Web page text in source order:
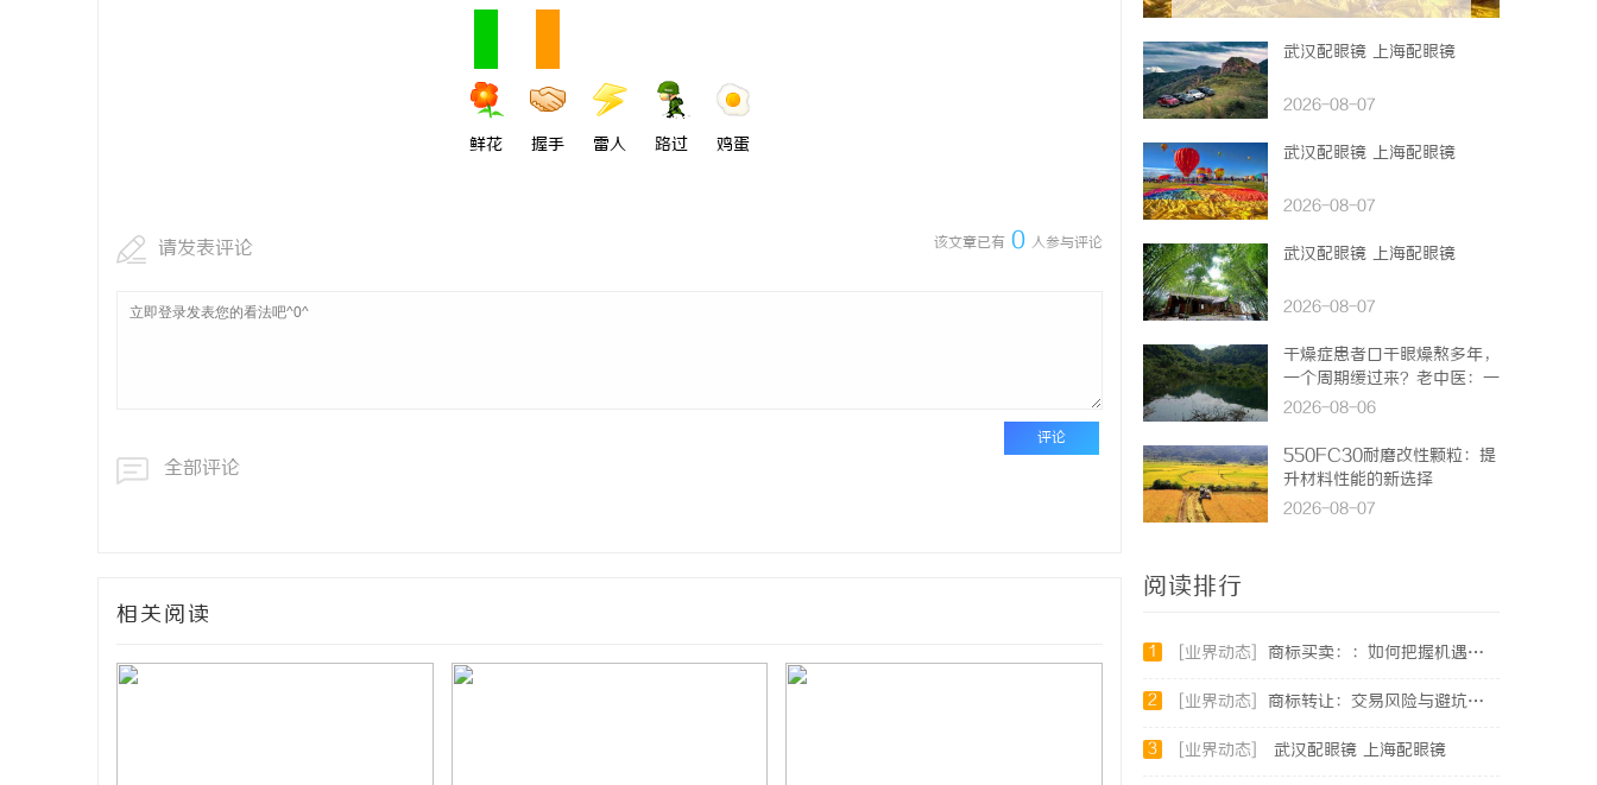
鲜花 握手 雷人 路过 鸡蛋
该文章已有 0 人参与评论
请发表评论
评论
全部评论
相关阅读
享受的独特空间
武汉配眼镜 上海配眼镜
2026-08-07
武汉配眼镜 上海配眼镜
2026-08-07
武汉配眼镜 上海配眼镜
2026-08-07
干燥症患者口干眼燥熬多年，
一个周期缓过来？老中医：一
张辨证方对症，身体找回津液
2026-08-06
550FC30耐磨改性颗粒：提
升材料性能的新选择
2026-08-07
阅读排行
1 [业界动态] 商标买卖：：如何把握机遇与规避风险
2 [业界动态] 商标转让：交易风险与避坑指南
3 [业界动态] 武汉配眼镜 上海配眼镜